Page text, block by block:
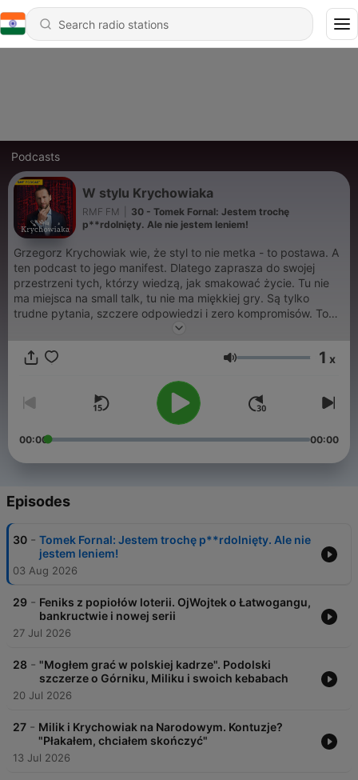
Podcasts
W stylu Krychowiaka
RMF FM
30 - Tomek Fornal: Jestem trochę
p**rdolnięty. Ale nie jestem leniem!
Grzegorz Krychowiak wie, że styl to nie metka - to postawa. A
ten podcast to jego manifest. Dlatego zaprasza do swojej
przestrzeni tych, którzy wiedzą, jak smakować życie. Tu nie
ma miejsca na small talk, tu nie ma miękkiej gry. Są tylko
trudne pytania, szczere odpowiedzi i zero kompromisów. To
nie będą zwykłe wywiady - to będzie podróż przez sport,
po wybieg.
Volume 1 x
00:00 00:00
Episodes
30 - Tomek Fornal: Jestem trochę p**rdolnięty. Ale nie
jestem leniem!
03 Aug 2026
29 - Feniks z popiołów loterii. OjWojtek o Łatwogangu,
bankructwie i nowej serii
27 Jul 2026
28 - "Mogłem grać w polskiej kadrze". Podolski
szczerze o Górniku, Miliku i swoich kebabach
20 Jul 2026
27 - Milik i Krychowiak na Narodowym. Kontuzje?
"Płakałem, chciałem skończyć"
13 Jul 2026